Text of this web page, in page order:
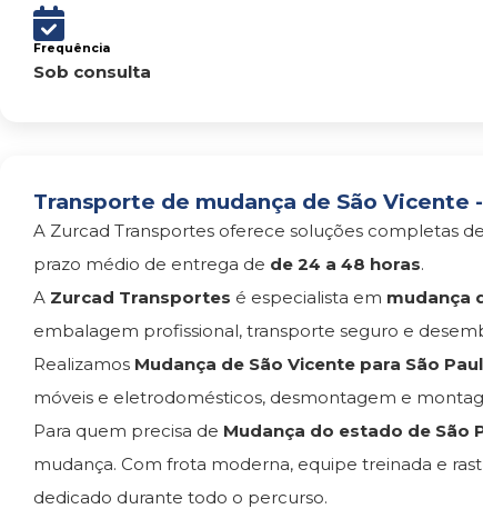
Frequência
Sob consulta
Transporte de mudança de São Vicente -
A Zurcad Transportes oferece soluções completas
prazo médio de entrega de de 24 a 48 horas.
A Zurcad Transportes é especialista em mudança
embalagem profissional, transporte seguro e
Realizamos Mudança de São Vicente para São
móveis e eletrodomésticos, desmontagem e
Para quem precisa de Mudança do estado de São
mudança. Com frota moderna, equipe treinada e
dedicado durante todo o percurso.